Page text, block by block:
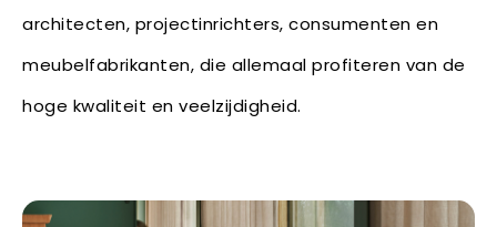
architecten, projectinrichters, consumenten en
meubelfabrikanten, die allemaal profiteren van de
hoge kwaliteit en veelzijdigheid.